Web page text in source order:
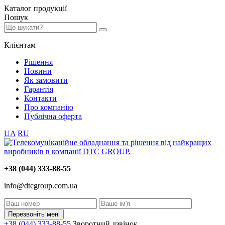
Каталог продукції
Пошук
Клієнтам
Рішення
Новини
Як замовити
Гарантія
Контакти
Про компанію
Публічна оферта
UA RU
+38 (044) 333-88-55
info@dtcgroup.com.ua
Перезвоніть мені